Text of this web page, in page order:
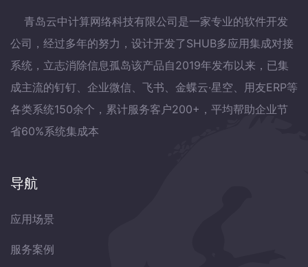
青岛云中计算网络科技有限公司是一家专业的软件开发
公司，经过多年的努力，设计开发了SHUB多应用集成对接
系统，立志消除信息孤岛该产品自2019年发布以来，已集
成主流的钉钉、企业微信、飞书、金蝶云·星空、用友ERP等
各类系统150余个，累计服务客户200+，平均帮助企业节
省60%系统集成本
导航
应用场景
服务案例